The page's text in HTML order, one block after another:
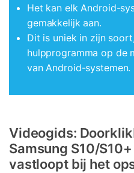
Het kan elk Android-
gemakkelijk aan.
Dit is uniek in zijn
hulpprogramma op de
van Android-systemen.
Videogids:
Samsung S10/
vastloopt bij het